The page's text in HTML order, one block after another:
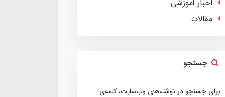
اخبار آموزشی
مقالات
جستجو
برای جستجو در نوشته‌های وب‌سایت، کلمه‌ی